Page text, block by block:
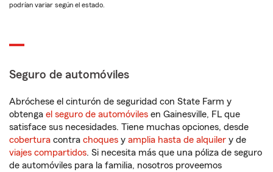
podrían variar según el estado.
Seguro de automóviles
Abróchese el cinturón de seguridad con State Farm y
obtenga el seguro de automóviles en Gainesville, FL que
satisface sus necesidades. Tiene muchas opciones, desde
cobertura contra choques y amplia hasta de alquiler y de
viajes compartidos. Si necesita más que una póliza de seguro
de automóviles para la familia, nosotros proveemos